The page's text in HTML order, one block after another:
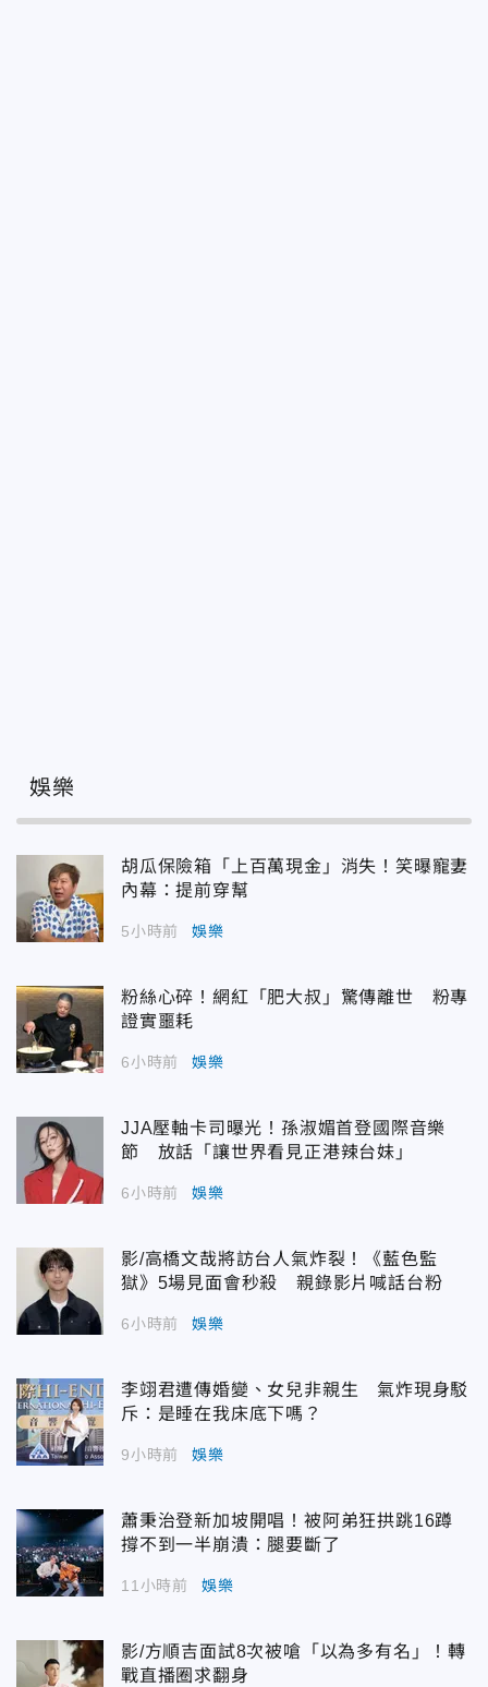
娛樂
胡瓜保險箱「上百萬現金」消失！笑曝寵妻
內幕：提前穿幫
5小時前 娛樂
粉絲心碎！網紅「肥大叔」驚傳離世 粉專
證實噩耗
6小時前 娛樂
JJA壓軸卡司曝光！孫淑媚首登國際音樂
節 放話「讓世界看見正港辣台妹」
6小時前 娛樂
影/高橋文哉將訪台人氣炸裂！《藍色監
獄》5場見面會秒殺 親錄影片喊話台粉
6小時前 娛樂
李翊君遭傳婚變、女兒非親生 氣炸現身駁
斥：是睡在我床底下嗎？
9小時前 娛樂
蕭秉治登新加坡開唱！被阿弟狂拱跳16蹲
撐不到一半崩潰：腿要斷了
11小時前 娛樂
影/方順吉面試8次被嗆「以為多有名」！轉
戰直播圈求翻身